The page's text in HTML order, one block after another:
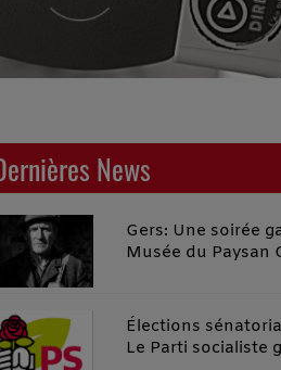
News
Gers: Une soirée
Musée du Paysan
Élections
Le Parti socialiste